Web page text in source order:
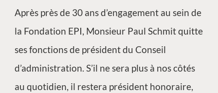
Après près de 30 ans d’engagement au sein de
la Fondation EPI, Monsieur Paul Schmit quitte
ses fonctions de président du Conseil
d’administration. S’il ne sera plus à nos côtés
au quotidien, il restera président honoraire,